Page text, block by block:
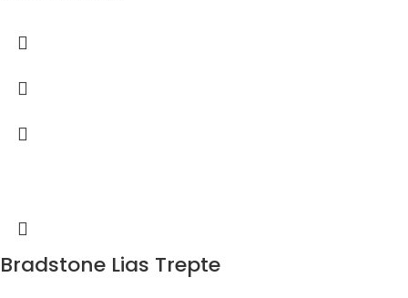
Bradstone Lias Trepte